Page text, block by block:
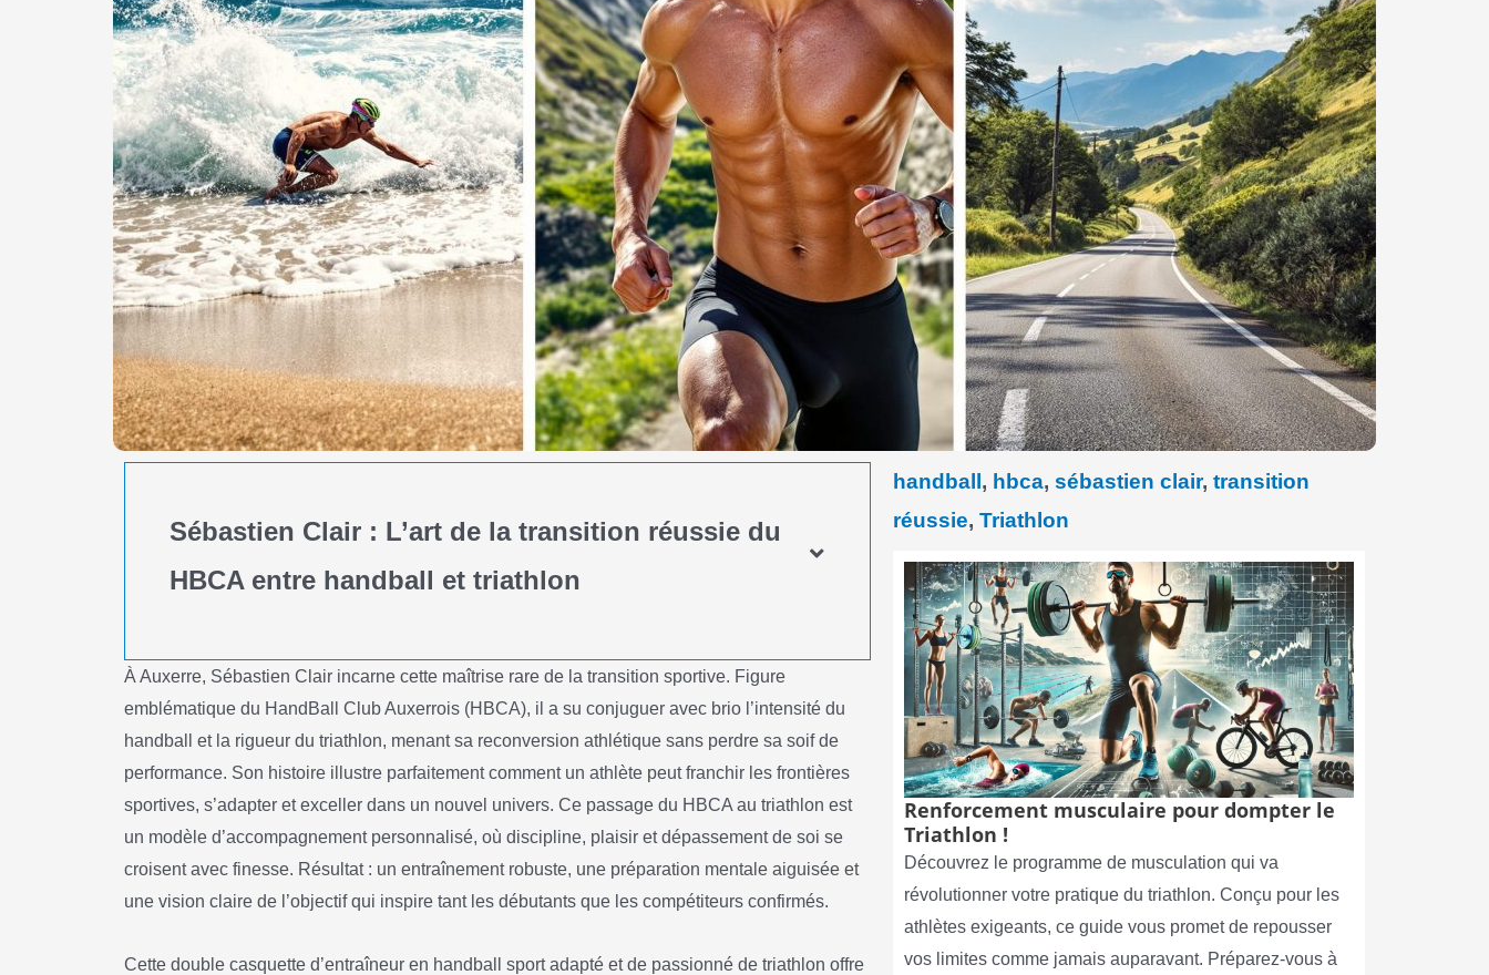
Sébastien Clair : L’art de la transition réussie du
HBCA entre handball et triathlon
À Auxerre, Sébastien Clair incarne cette maîtrise rare de la transition sportive. Figure
emblématique du HandBall Club Auxerrois (HBCA), il a su conjuguer avec brio l’intensité du
handball et la rigueur du triathlon, menant sa reconversion athlétique sans perdre sa soif de
performance. Son histoire illustre parfaitement comment un athlète peut franchir les frontières
sportives, s’adapter et exceller dans un nouvel univers. Ce passage du HBCA au triathlon est
un modèle d’accompagnement personnalisé, où discipline, plaisir et dépassement de soi se
croisent avec finesse. Résultat : un entraînement robuste, une préparation mentale aiguisée et
une vision claire de l’objectif qui inspire tant les débutants que les compétiteurs confirmés.
Cette double casquette d’entraîneur en handball sport adapté et de passionné de triathlon offre
handball , hbca, sébastien clair, transition
réussie, Triathlon
Renforcement musculaire pour dompter le
Triathlon !
Découvrez le programme de musculation qui va
révolutionner votre pratique du triathlon. Conçu pour les
athlètes exigeants, ce guide vous promet de repousser
vos limites comme jamais auparavant. Préparez-vous à